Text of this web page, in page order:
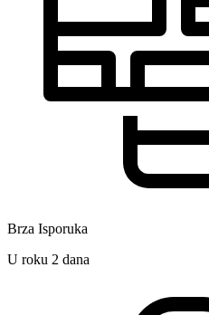
Brza Isporuka
U roku 2 dana